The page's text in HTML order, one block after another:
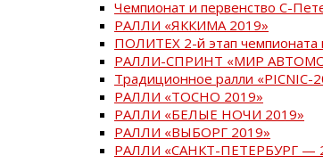
Чемпионат и первенство С-
РАЛЛИ «ЯККИМА 2019»
ПОЛИТЕХ 2-й этап чемпионата
РАЛЛИ-СПРИНТ «МИР
Традиционное ралли «PICNIC-
РАЛЛИ «ТОСНО 2019»
РАЛЛИ «БЕЛЫЕ НОЧИ 2019»
РАЛЛИ «ВЫБОРГ 2019»
РАЛЛИ «САНКТ-ПЕТЕРБУРГ —